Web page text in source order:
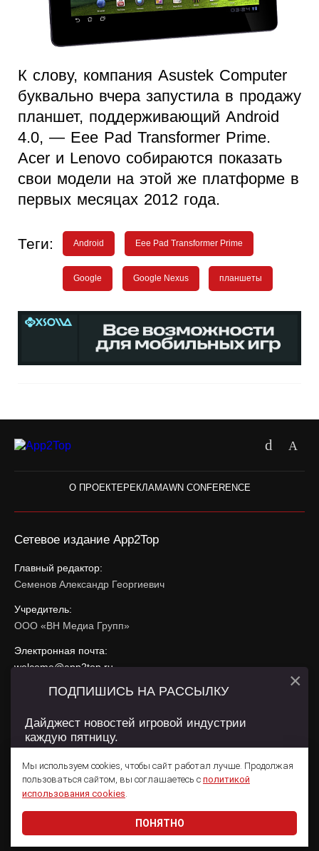
К слову, компания Asustek Computer
буквально вчера запустила в продажу
планшет, поддерживающий Android
4.0, — Eee Pad Transformer Prime.
Acer и Lenovo собираются показать
свои модели на этой же платформе в
первых месяцах 2012 года.
Теги: Android Eee Pad Transformer Prime
Google Google Nexus планшеты
О ПРОЕКТЕРЕКЛАМАWN CONFERENCE
Сетевое издание App2Top
Главный редактор:
Семенов Александр Георгиевич
Учредитель:
ООО «ВН Медиа Групп»
Электронная почта:
welcome@app2top.ru
При использовании материалов активная ссылка на
Сайт использует IP адреса, cookie, данные геолокации
использования содержатся вПолитике конфиденциальностии
Пользовательском соглашении .
© 2011 — 2026 App2Top 16+
Мы используем cookies, чтобы сайт работал лучше. Продолжая
пользоваться сайтом, вы соглашаетесь с политикой
использования cookies.
ПОНЯТНО
ПОДПИШИСЬ НА РАССЫЛКУ
Дайджест новостей игровой индустрии
каждую пятницу.
Даю согласие на обработкуперсональных данных
×